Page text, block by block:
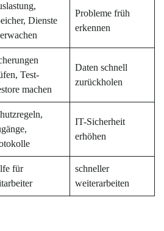
Dienste
Probleme früh
erkennen
Test-
machen
Daten schnell
zurückholen
IT-Sicherheit
erhöhen
für
schneller
weiterarbeiten